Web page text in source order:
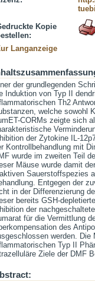
Kopie
Langanzeige
der grundlegenden
Induktion von Typ II
Th2
welche sowohl
CORMs zeigte sich
der Zytokine IL-
Kontrollbehandlung mit
wurde im zweiten Teil
Mäuse wurde damit
Sauerstoffspezies
Entgegen der
in der Differenzierung
bereits GSH-
der
für die Vermittlung
des
werden. Die
Typ II
Ziele der DMF